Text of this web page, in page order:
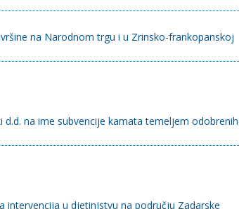
na Narodnom trgu i u Zrinsko-frankopanskoj
na ime subvencije kamata temeljem odobrenih
intervencija u djetinjstvu na području Zadarske